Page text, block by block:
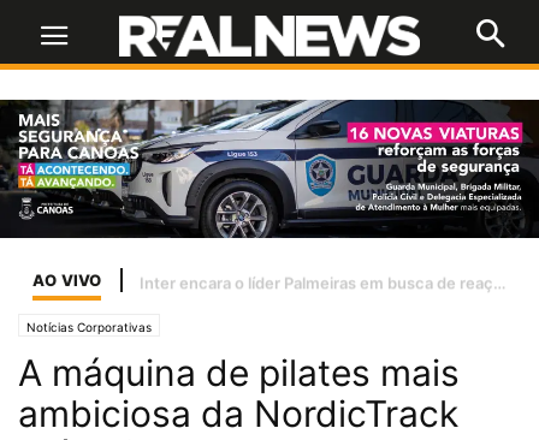
AO VIVO Se o STF tiver lucidez, as bets terão de ser tratadas como jogo de azar
Notícias Corporativas
A máquina de pilates mais
ambiciosa da NordicTrack